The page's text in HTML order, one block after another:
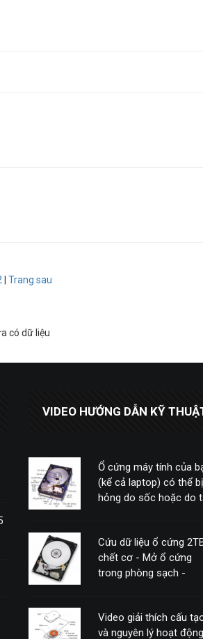
Trang sau
có dữ liệu
VIDEO HƯỚNG DẪN KỸ
Ổ cứng máy tính của
(kể cả laptop) có thể bị
hỏng do sốc hoặc do
Cứu dữ liệu ổ cứng
chết cơ - Mở ổ cứng
trong phòng sạch -
Video giải thích cấu
và nguyên lý hoạt động